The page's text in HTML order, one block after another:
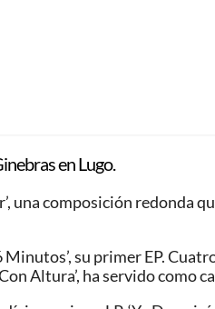
en Lugo.
una composición redonda
su primer EP.
Altura’, ha servido